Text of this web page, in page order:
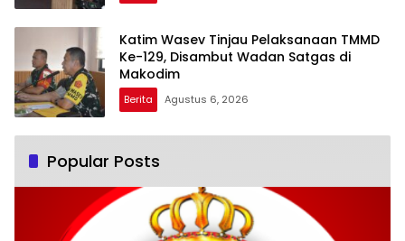
Katim Wasev Tinjau Pelaksanaan TMMD
Ke-129, Disambut Wadan Satgas di
Makodim
Berita Agustus 6, 2026
Popular Posts